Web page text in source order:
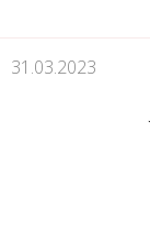
31.03.2023